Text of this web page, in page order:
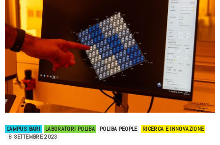
CAMPUS BARI LABORATORI POLIBA POLIBA PEOPLE
RICERCA E INNOVAZIONE
8 SETTEMBRE 2023